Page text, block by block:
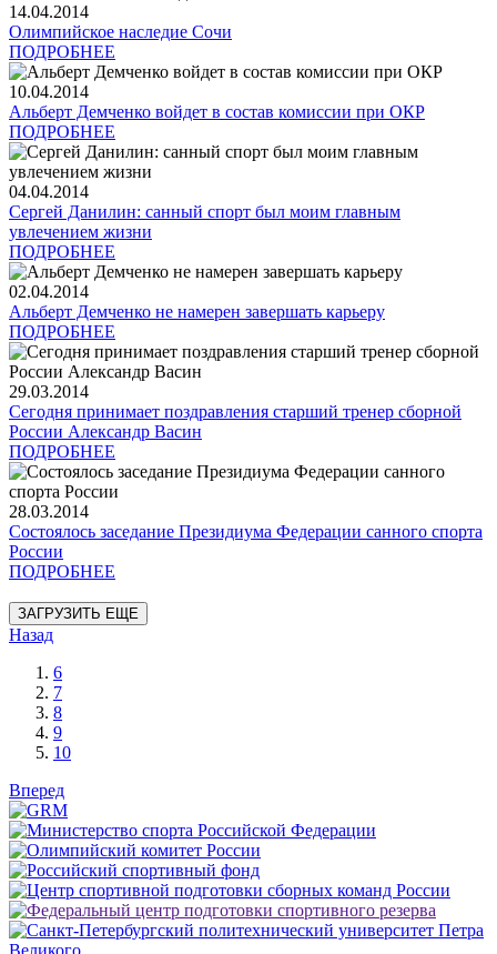
14.04.2014
Олимпийское наследие Сочи
ПОДРОБНЕЕ
10.04.2014
Альберт Демченко войдет в состав комиссии при ОКР
ПОДРОБНЕЕ
04.04.2014
Сергей Данилин: санный спорт был моим главным
увлечением жизни
ПОДРОБНЕЕ
02.04.2014
Альберт Демченко не намерен завершать карьеру
ПОДРОБНЕЕ
29.03.2014
Сегодня принимает поздравления старший тренер сборной
России Александр Васин
ПОДРОБНЕЕ
28.03.2014
Состоялось заседание Президиума Федерации санного спорта
России
ПОДРОБНЕЕ
ЗАГРУЗИТЬ ЕЩЕ
Назад
6
7
8
9
10
Вперед